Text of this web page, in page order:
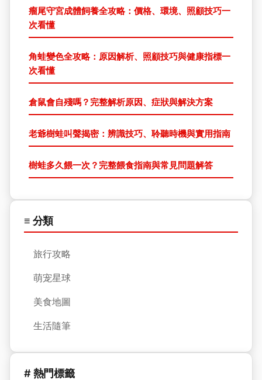
瘤尾守宮成體飼養全攻略：價格、環境、照顧技巧一
次看懂
角蛙變色全攻略：原因解析、照顧技巧與健康指標一
次看懂
倉鼠會自殘嗎？完整解析原因、症狀與解決方案
老爺樹蛙叫聲揭密：辨識技巧、聆聽時機與實用指南
樹蛙多久餵一次？完整餵食指南與常見問題解答
≡ 分類
旅行攻略
萌宠星球
美食地圖
生活隨筆
# 熱門標籤